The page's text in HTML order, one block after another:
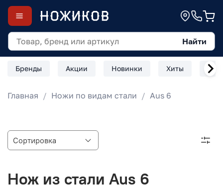
Найти
Бренды Акции Новинки Хиты
Главная Ножи по видам стали Aus 6
Нож из стали Aus 6